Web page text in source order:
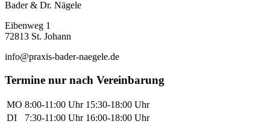
Bader & Dr. Nägele
Eibenweg 1
72813 St. Johann
info@praxis-bader-naegele.de
Termine nur nach Vereinbarung
MO 8:00-11:00 Uhr 15:30-18:00 Uhr
DI
7:30-11:00 Uhr 16:00-18:00 Uhr